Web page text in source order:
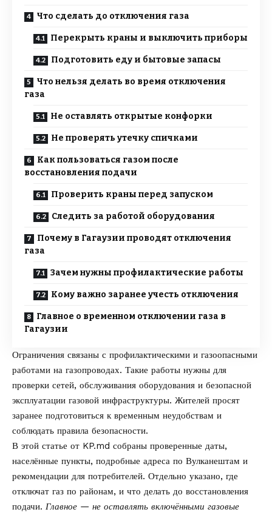
Что сделать до отключения газа
Перекрыть краны и выключить приборы
Подготовить еду и бытовые запасы
Что нельзя делать во время отключения
газа
Не оставлять открытые конфорки
Не проверять утечку спичками
Как пользоваться газом после
восстановления подачи
Проверить краны перед запуском
Следить за работой оборудования
Почему в Гагаузии проводят отключения
газа
Зачем нужны профилактические работы
Кому важно заранее учесть отключения
Главное о временном отключении газа в
Гагаузии
Ограничения связаны с профилактическими и газоопасными
работами на газопроводах. Такие работы нужны для
проверки сетей, обслуживания оборудования и безопасной
эксплуатации газовой инфраструктуры. Жителей просят
заранее подготовиться к временным неудобствам и
соблюдать правила безопасности.
В этой статье от KP.md собраны проверенные даты,
населённые пункты, подробные адреса по Вулканештам и
рекомендации для потребителей. Отдельно указано, где
отключат газ по районам, и что делать до восстановления
подачи. Главное — не оставлять включёнными газовые